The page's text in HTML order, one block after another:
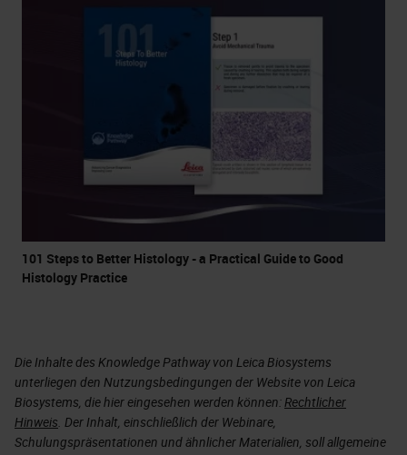
101 Steps to Better Histology - a Practical Guide to Good
Histology Practice
Die Inhalte des Knowledge Pathway von Leica Biosystems
unterliegen den Nutzungsbedingungen der Website von Leica
Biosystems, die hier eingesehen werden können:Rechtlicher
Hinweis. Der Inhalt, einschließlich der Webinare,
Schulungspräsentationen und ähnlicher Materialien, soll allgemeine